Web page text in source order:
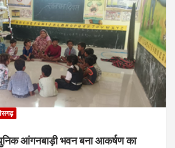
आंगनबाड़ी भवन बना आकर्षण का